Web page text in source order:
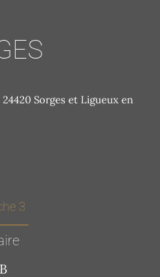
Sorges et Ligueux en
3